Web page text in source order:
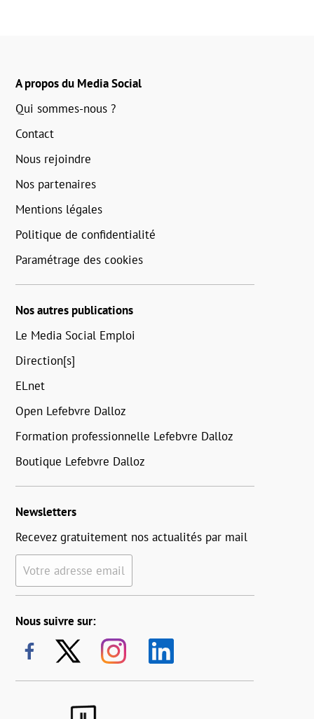
A propos du Media Social
Qui sommes-nous ?
Contact
Nous rejoindre
Nos partenaires
Mentions légales
Politique de confidentialité
Paramétrage des cookies
Nos autres publications
Le Media Social Emploi
Direction[s]
ELnet
Open Lefebvre Dalloz
Formation professionnelle Lefebvre Dalloz
Boutique Lefebvre Dalloz
Newsletters
Recevez gratuitement nos actualités par mail
Votre adresse email
Nous suivre sur: